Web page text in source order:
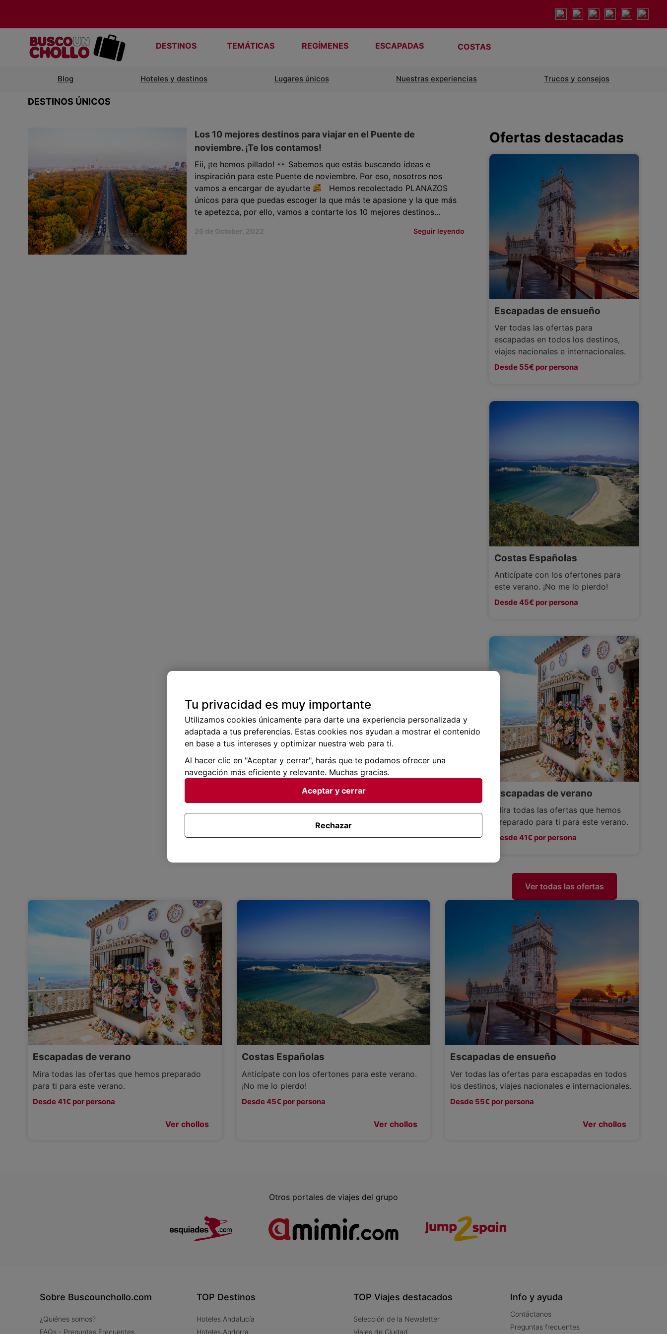
DESTINOS TEMÁTICAS REGÍMENES ESCAPADAS COSTAS
Blog Hoteles y destinos Lugares únicos Nuestras experiencias Trucos y consejos
DESTINOS ÚNICOS
Los 10 mejores destinos para viajar en el Puente de
noviembre. ¡Te los contamos!
Eii, ¡te hemos pillado!
Sabemos que estás buscando ideas e
inspiración para este Puente de noviembre. Por eso, nosotros nos
vamos a encargar de ayudarte
Hemos recolectado PLANAZOS
únicos para que puedas escoger la que más te apasione y la que más
te apetezca, por ello, vamos a contarte los 10 mejores destinos...
26 de October, 2022 Seguir leyendo
Ofertas destacadas
Escapadas de ensueño
Ver todas las ofertas para
escapadas en todos los destinos,
viajes nacionales e internacionales.
Desde 55€ por persona
Costas Españolas
Anticípate con los ofertones para
este verano. ¡No me lo pierdo!
Desde 45€ por persona
Escapadas de verano
Mira todas las ofertas que hemos
preparado para ti para este verano.
Desde 41€ por persona
Ver todas las ofertas
Escapadas de verano
Mira todas las ofertas que hemos preparado
para ti para este verano.
Desde 41€ por persona
Ver chollos
Costas Españolas
Anticípate con los ofertones para este verano.
¡No me lo pierdo!
Desde 45€ por persona
Ver chollos
Escapadas de ensueño
Ver todas las ofertas para escapadas en todos
los destinos, viajes nacionales e internacionales.
Desde 55€ por persona
Ver chollos
Otros portales de viajes del grupo
Sobre Buscounchollo.com
¿Quiénes somos?
FAQs - Preguntas Frecuentes
TOP Destinos
Hoteles Andalucía
Hoteles Andorra
TOP Viajes destacados
Selección de la Newsletter
Viajes de Ciudad
Info y ayuda
Contáctanos
Preguntas frecuentes
Tu privacidad es muy importante
Utilizamos cookies únicamente para darte una experiencia personalizada y
adaptada a tus preferencias. Estas cookies nos ayudan a mostrar el contenido
en base a tus intereses y optimizar nuestra web para ti.
Al hacer clic en "Aceptar y cerrar", harás que te podamos ofrecer una
navegación más eficiente y relevante. Muchas gracias.
Aceptar y cerrar
Rechazar